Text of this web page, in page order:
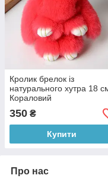
Кролик брелок із
натурального хутра 18
Кораловий
350 ₴
Купити
Про нас